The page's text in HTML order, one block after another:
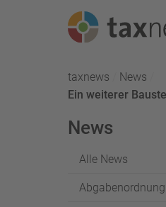
Seminare
Webinare
taxnews
News
Aktuell:
Ein weiterer
News
Alle News
Abgabenordnung